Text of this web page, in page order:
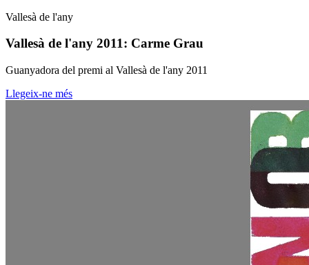
Vallesà de l'any
Vallesà de l'any 2011: Carme Grau
Guanyadora del premi al Vallesà de l'any 2011
Llegeix-ne més